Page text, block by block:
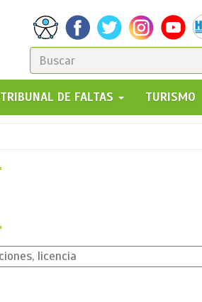
FORMULARIO
DE
BÚSQUEDA
GO!
TRIBUNAL DE FALTAS TURISMO